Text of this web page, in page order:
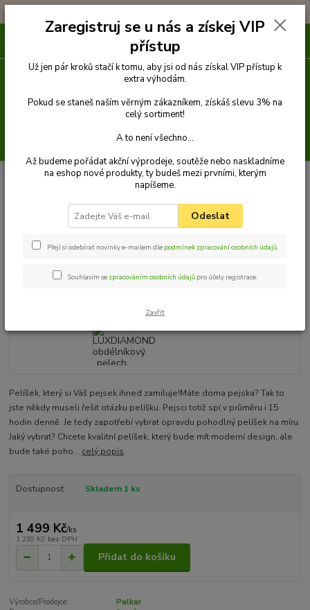
Pelechy
LUXDIAMOND obdélníkový pelech pro psa, černý - 90 cm x
LUXDIAMOND obdélníkový
pelech pro psa, černý - 90 cm x 75
Pelíšek, který si Váš pejsek ihned zamiluje!Máte doma pejska? Tak to
jste někdy museli řešit otázku pelíšku. Pejsci totiž spí v průměru i 15
hodin denně. Je tedy zapotřebí vybrat opravdu pohodlný pelíšek na míru.
Jaký vybrat? Chcete kvalitní pelíšek, který bude mít moderní design, ale
bude také poho... celý popis
Dostupnost Skladem 1 ks
1 499 Kč/ks
1 239 Kč bez DPH
Přidat do košíku
Výrobce/Prodejce:
Palkar
Zaregistruj se u nás a získej VIP
přístup
Už jen pár kroků stačí k tomu, aby jsi od nás získal VIP přístup k
extra výhodám.
Pokud se staneš naším věrným zákazníkem, získáš slevu 3% na
celý sortiment!
A to není všechno...
Až budeme pořádat akční výprodeje, soutěže nebo naskladníme
na eshop nové produkty, ty budeš mezi prvními, kterým
napíšeme.
Odeslat
Přeji si odebírat novinky e-mailem dle podmínek zpracování osobních údajů.
Souhlasím se zpracováním osobních údajů pro účely registrace.
Zavřít